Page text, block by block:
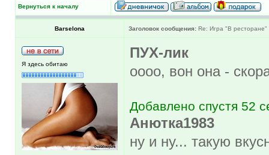
Вернуться к началу
Barselona Заголовок сообщения: Re: Игра "В ресторане"
Я здесь обитаю
ПУХ-лик
оооо, вон она -
Добавлено спустя 52
Анютка1983
ну и ну... такую